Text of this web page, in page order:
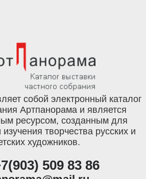
собой электронный каталог
Артпанорама и является
ресурсом, созданным для
творчества русских и
художников.
509 83 86